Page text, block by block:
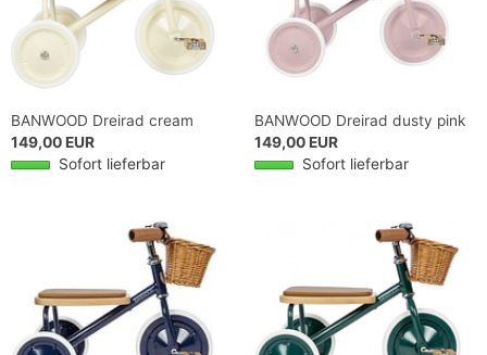
BANWOOD Dreirad cream
149,00 EUR
Sofort lieferbar
BANWOOD Dreirad dusty pink
149,00 EUR
Sofort lieferbar